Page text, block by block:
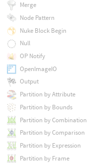
Merge
Node Pattern
Nuke Block Begin
Null
OP Notify
OpenImageIO
Output
Partition by Attribute
Partition by Bounds
Partition by Combination
Partition by Comparison
Partition by Expression
Partition by Frame